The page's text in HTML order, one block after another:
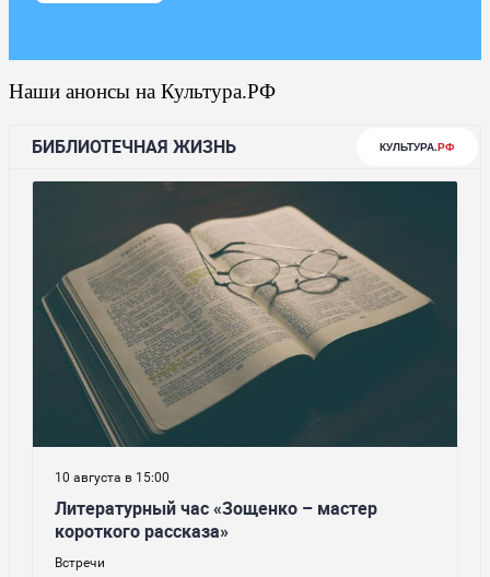
Наши анонсы на Культура.РФ